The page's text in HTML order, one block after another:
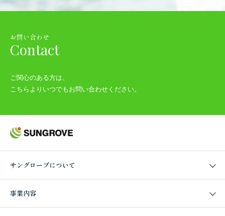
お問い合わせ
Contact
ご関心のある方は、
こちらよりいつでもお問い合わせください。
サングローブについて
事業内容